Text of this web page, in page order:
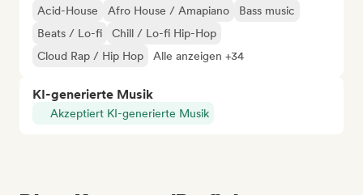
Acid-House Afro House / Amapiano
Bass music
Beats / Lo-fi
Chill / Lo-fi Hip-Hop
Cloud Rap / Hip Hop
Alle anzeigen +34
KI-generierte Musik
Akzeptiert KI-generierte Musik